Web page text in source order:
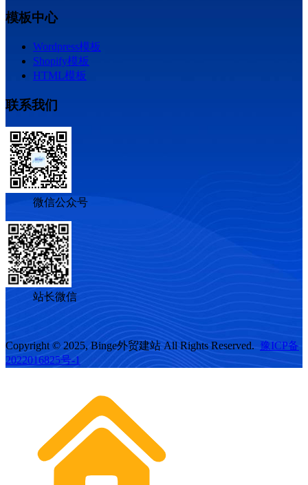
模板中心
Wordpress模板
Shopify模板
HTML模板
联系我们
微信公众号
站长微信
Copyright © 2025, Binge外贸建站 All Rights Reserved. 豫ICP备
2022016825号-1